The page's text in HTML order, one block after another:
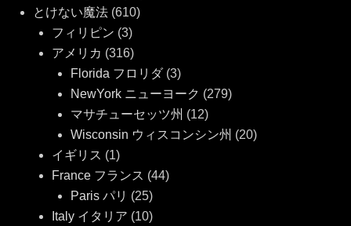
とけない魔法(610)
フィリピン (3)
アメリカ (316)
Florida フロリダ(3)
NewYork ニューヨーク (279)
マサチューセッツ州 (12)
Wisconsin ウィスコンシン州 (20)
イギリス (1)
France フランス (44)
Paris パリ (25)
Italy イタリア (10)